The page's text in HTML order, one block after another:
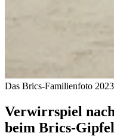
Das Brics-Familienfoto
Verwirrspiel
beim Brics-Gipfel